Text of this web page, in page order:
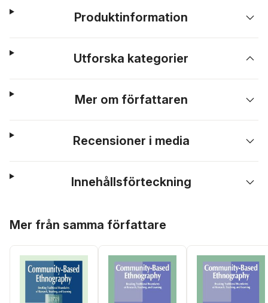
Produktinformation
Utforska kategorier
Mer om författaren
Recensioner i media
Innehållsförteckning
Mer från samma författare